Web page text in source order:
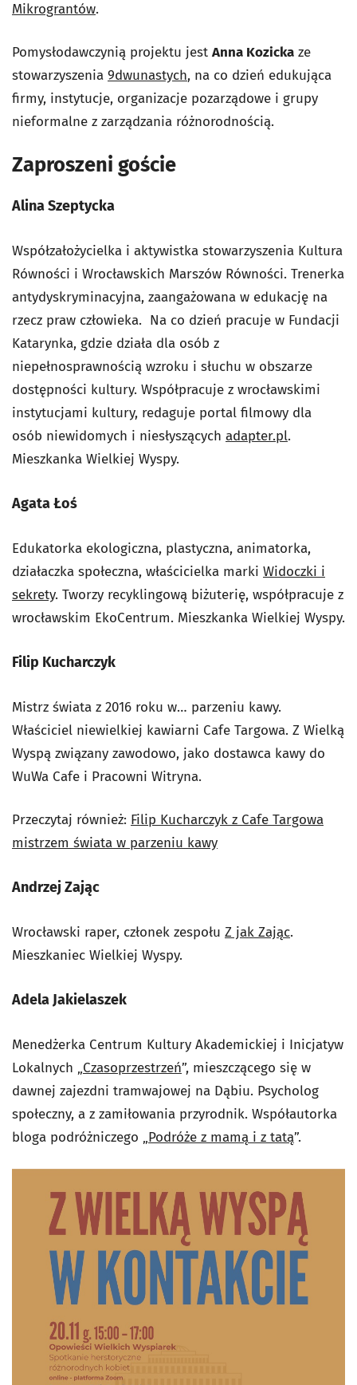
Mikrograntów.
Pomysłodawczynią projektu jest Anna Kozicka ze
stowarzyszenia 9dwunastych, na co dzień edukująca
firmy, instytucje, organizacje pozarządowe i grupy
nieformalne z zarządzania różnorodnością.
Zaproszeni goście
Alina Szeptycka
Współzałożycielka i aktywistka stowarzyszenia Kultura
Równości i Wrocławskich Marszów Równości. Trenerka
antydyskryminacyjna, zaangażowana w edukację na
rzecz praw człowieka. Na co dzień pracuje w Fundacji
Katarynka, gdzie działa dla osób z
niepełnosprawnością wzroku i słuchu w obszarze
dostępności kultury. Współpracuje z wrocławskimi
instytucjami kultury, redaguje portal filmowy dla
osób niewidomych i niesłyszących adapter.pl.
Mieszkanka Wielkiej Wyspy.
Agata Łoś
Edukatorka ekologiczna, plastyczna, animatorka,
działaczka społeczna, właścicielka marki Widoczki i
sekrety. Tworzy recyklingową biżuterię, współpracuje z
wrocławskim EkoCentrum. Mieszkanka Wielkiej Wyspy.
Filip Kucharczyk
Mistrz świata z 2016 roku w… parzeniu kawy.
Właściciel niewielkiej kawiarni Cafe Targowa. Z Wielką
Wyspą związany zawodowo, jako dostawca kawy do
WuWa Cafe i Pracowni Witryna.
Przeczytaj również: Filip Kucharczyk z Cafe Targowa
mistrzem świata w parzeniu kawy
Andrzej Zając
Wrocławski raper, członek zespołu Z jak Zając.
Mieszkaniec Wielkiej Wyspy.
Adela Jakielaszek
Menedżerka Centrum Kultury Akademickiej i Inicjatyw
Lokalnych „Czasoprzestrzeń”, mieszczącego się w
dawnej zajezdni tramwajowej na Dąbiu. Psycholog
społeczny, a z zamiłowania przyrodnik. Współautorka
bloga podróżniczego „Podróże z mamą i z tatą”.